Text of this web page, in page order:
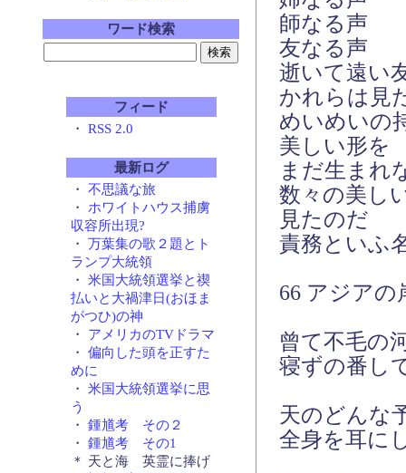
ワード検索
フィード
・ RSS 2.0
最新ログ
・ 不思議な旅
・ ホワイトハウス捕虜
収容所出現?
・ 万葉集の歌２題とト
ランプ大統領
・ 米国大統領選挙と禊
払いと大禍津日(おほま
がつひ)の神
・ アメリカのTVドラマ
・ 偏向した頭を正すた
めに
・ 米国大統領選挙に思
う
・ 鍾馗考 その２
・ 鍾馗考 その1
＊ 天と海 英霊に捧げ
師なる声
友なる声
逝いて遠い
かれらは見
めいめいの
美しい形を
まだ生まれ
数々の美し
見たのだ
責務といふ
66 アジアの
曾て不毛の
寝ずの番し
天のどんな
全身を耳に